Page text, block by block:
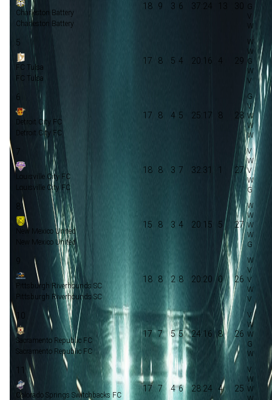
Charleston Battery
Charleston Battery
18 9 3 6 37:24 13 30
5
FC Tulsa
FC Tulsa
17 8 5 4 20:16 4 29
6
Detroit City FC
Detroit City FC
17 8 4 5 25:17 8 28
7
Louisville City FC
Louisville City FC
18 8 3 7 32:31 1 27
8
New Mexico United
New Mexico United
15 8 3 4 20:15 5 27
9
Pittsburgh Riverhounds SC
Pittsburgh Riverhounds SC
18 8 2 8 20:20 0 26
10
Sacramento Republic FC
Sacramento Republic FC
17 7 5 5 24:16 8 26
11
Colorado Springs Switchbacks FC
17 7 4 6 28:24 4 25